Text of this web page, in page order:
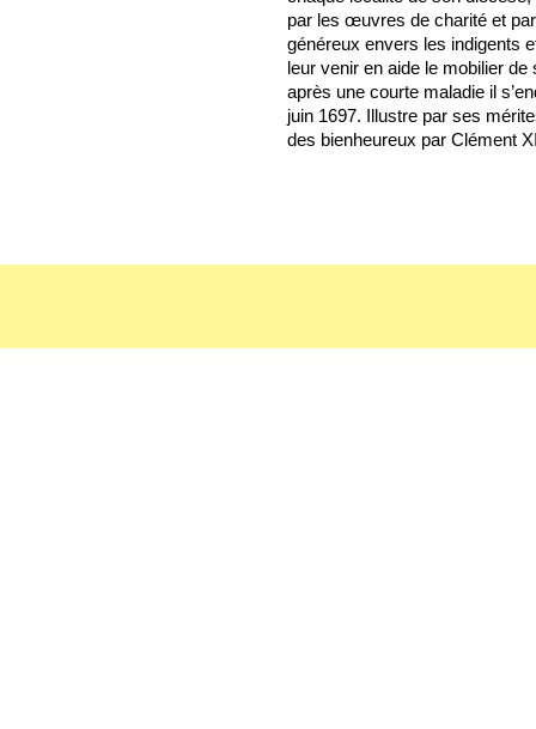
par les œuvres de charité et
généreux envers les indigents
leur venir en aide le mobilier
après une courte maladie il
juin 1697. Illustre par ses
des bienheureux par Clément